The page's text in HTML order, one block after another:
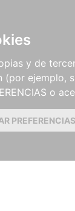
y de
(por ejemplo,
o
PREFERENCIAS